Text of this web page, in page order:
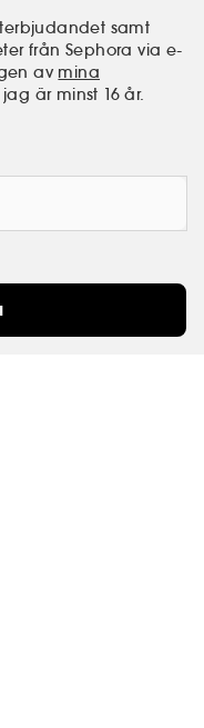
samt
från Sephora via e-
av mina
är minst 16 år.